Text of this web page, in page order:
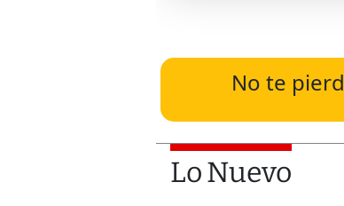
No te
Lo Nuevo